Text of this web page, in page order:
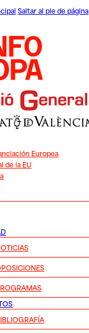
Saltar al pie de página
Europea
de la EU